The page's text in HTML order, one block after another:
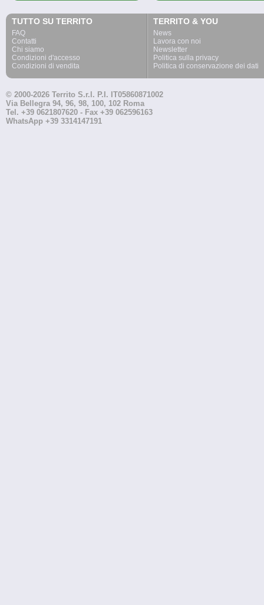
TUTTO SU TERRITO
FAQ
Contatti
Chi siamo
Condizioni d'accesso
Condizioni di vendita
TERRITO & YOU
News
Lavora con noi
Newsletter
Politica sulla privacy
Politica di conservazione dei dati
© 2000-2026 Territo S.r.l. P.I. IT05860871002
Via Bellegra 94, 96, 98, 100, 102 Roma
Tel. +39 0621807620 - Fax +39 062596163
WhatsApp +39 3314147191